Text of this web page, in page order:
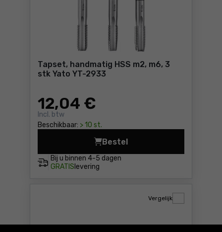
Tapset, handmatig HSS m2, m6, 3
stk Yato YT-2933
12,04 €
Incl. btw
Beschikbaar: > 10 st.
Bij u binnen 4-5 dagen
GRATIS levering
Bestel
Tapset, handmatig HSS
Vergelijk